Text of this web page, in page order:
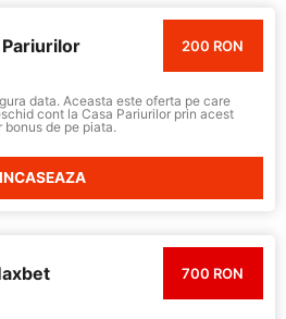
Pariurilor 200 RON
data. Aceasta este oferta pe care
cont la Casa Pariurilor prin acest
bonus de pe piata.
INCASEAZA
700 RON